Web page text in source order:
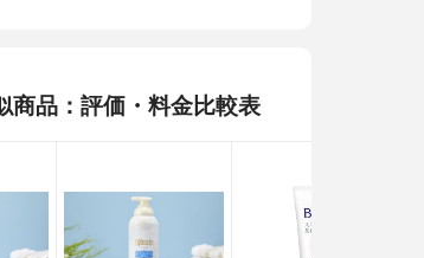
商品：評価・料金比較表